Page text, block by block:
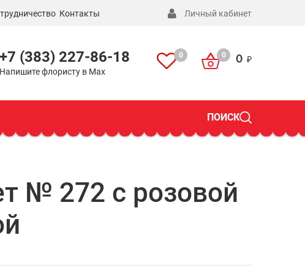
Контакты Личный кабинет
+7 (383) 227-86-18
Напишите флористу в Max
0 0 0
ПОИСК
№ 272 с розовой